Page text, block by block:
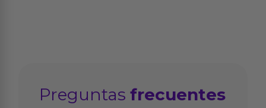
Preguntasfrecuentes